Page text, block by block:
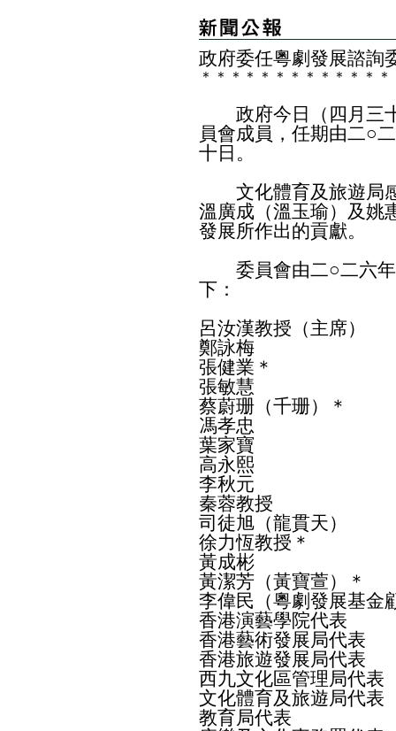
政府委任粵劇發展諮詢
＊ ＊ ＊ ＊ ＊ ＊ ＊ ＊ ＊ ＊ ＊ ＊ ＊
政府今日（四月三十
員會成員，任期由二○
十日。
文化體育及旅遊局感
溫廣成（溫玉瑜）及姚
發展所作出的貢獻。
委員會由二○二六年
下：
呂汝漢教授（主席）
鄭詠梅
張健業＊
張敏慧
蔡蔚珊（千珊）＊
馮孝忠
葉家寶
高永熙
李秋元
秦蓉教授
司徒旭（龍貫天）
徐力恆教授＊
黃成彬
黃潔芳（黃寶萱）＊
李偉民（粵劇發展基金
香港演藝學院代表
香港藝術發展局代表
香港旅遊發展局代表
西九文化區管理局代表
文化體育及旅遊局代表
教育局代表